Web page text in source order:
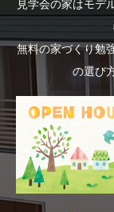
見学会の家はモデ
無料の家づくり勉
の選び